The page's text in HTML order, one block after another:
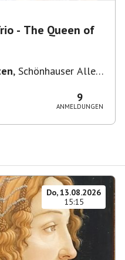
- The Queen of
, Schönhauser Allee
9
ANMELDUNGEN
Do, 13.08.2026
15:15